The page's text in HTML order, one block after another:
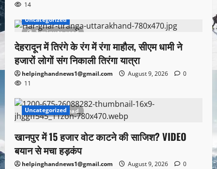
14
1 minute read
Uncategorized
देहरादून में तिरंगे के रंग में रंगा माहौल, सीएम धामी ने
हजारों लोगों संग निकाली तिरंगा यात्रा
helpinghandnews1@gmail.com August 9, 2026
0
11
1 minute read
Uncategorized
खानपुर में 15 हजार वोट काटने की साजिश? VIDEO
बयान से मचा हड़कंप
helpinghandnews1@gmail.com August 9, 2026
0